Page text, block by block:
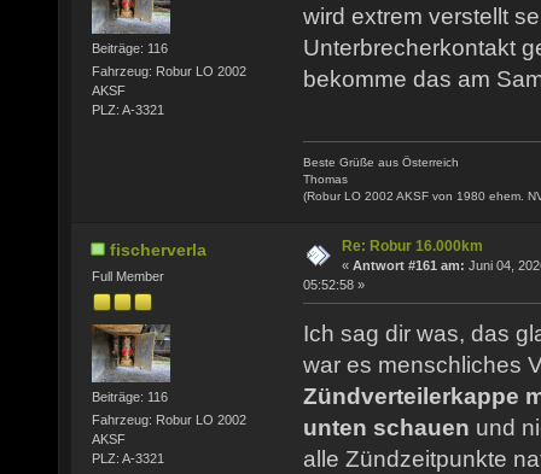
Beiträge: 116
Fahrzeug: Robur LO 2002
AKSF
PLZ: A-3321
wird extrem verstellt
Unterbrecherkontakt
bekomme das am
Beste Grüße aus Österreich
Thomas
(Robur LO 2002 AKSF von 1980 ehem.
fischerverla
Full Member
Beiträge: 116
Fahrzeug: Robur LO 2002
AKSF
PLZ: A-3321
Re: Robur 16.000km
« Antwort #161 am: Juni 04,
05:52:58 »
Ich sag dir was, das
war es menschliches
Zündverteilerkappe
unten schauen und
alle Zündzeitpunkte